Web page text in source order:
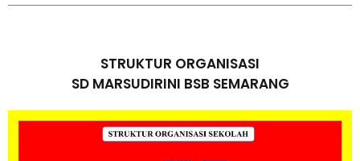
STRUKTUR ORGANISASI
SD MARSUDIRINI BSB SEMARANG